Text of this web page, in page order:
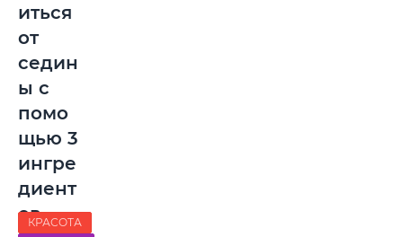
иться
от
седин
ы с
помо
щью 3
ингре
диент
овКРАСОТА